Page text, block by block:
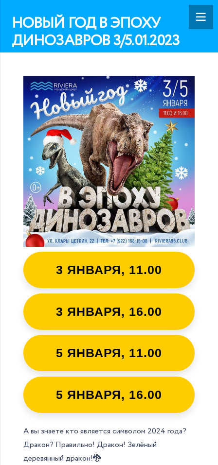
НОВЫЙ ГОД В ЭПОХУ
ДИНОЗАВРОВ 3/5.01.2023
3 ЯНВАРЯ, 11.00
3 ЯНВАРЯ, 16.00
5 ЯНВАРЯ, 11.00
5 ЯНВАРЯ, 16.00
А вы знаете кто является символом 2024 года?
Дракон? Правильно! Дракон! Зелёный
деревянный дракон!🐉